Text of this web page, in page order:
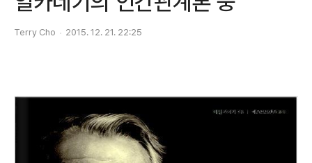
Terry Cho 2015. 12. 21. 22:25